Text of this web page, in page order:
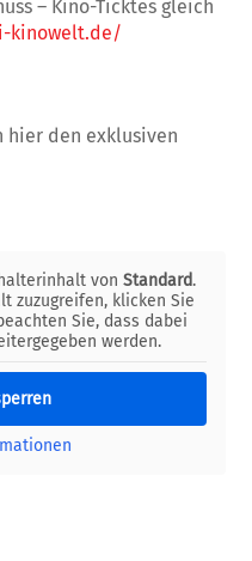
– Kino-Ticktes gleich
kinowelt.de/
hier den exklusiven
von Standard.
zuzugreifen, klicken Sie
Sie, dass dabei
werden.